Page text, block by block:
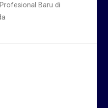
Baru di